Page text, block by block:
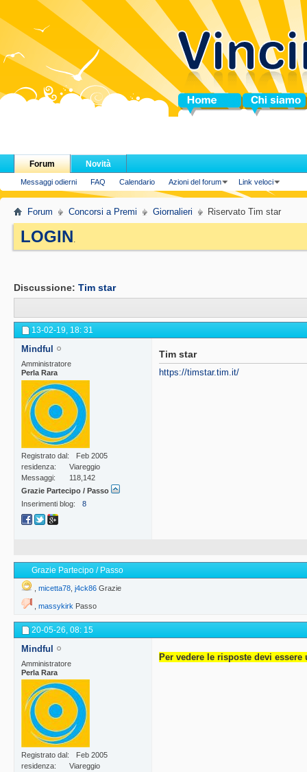
Home Chi siamo
Forum
Messaggi odierni FAQ Calendario Azioni del forum Link veloci
Novità
Forum Concorsi a Premi Giornalieri Riservato Tim star
LOGIN.
Discussione: Tim star
13-02-19, 18: 31
Mindful
Amministratore
Perla Rara
Registrato dal
Feb 2005
residenza
Viareggio
Messaggi
118,142
Grazie Partecipo / Passo
Inserimenti blog
8
Tim star
https://timstar.tim.it/
Grazie Partecipo / Passo
micetta78 j4ck86 Grazie
massykirk Passo
20-05-26, 08: 15
Mindful
Amministratore
Perla Rara
Registrato dal
Feb 2005
residenza
Viareggio
Per vedere le risposte devi essere